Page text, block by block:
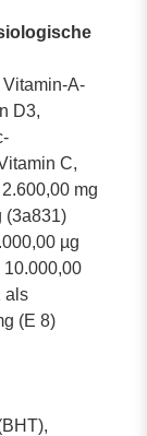
Vitamin-A-
D3,
C,
mg
(3a831)
µg
als
(E 8)